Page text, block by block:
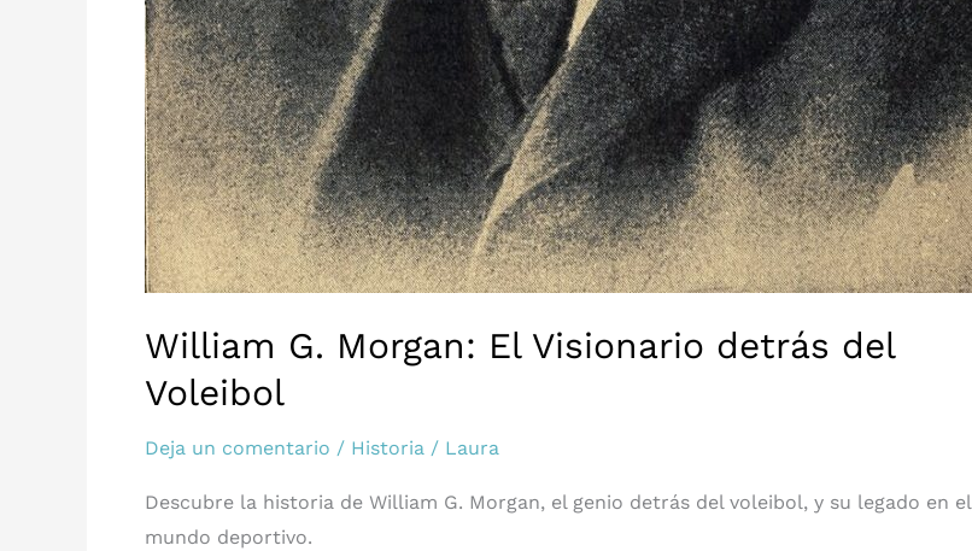
William G. Morgan: El Visionario detrás del
Voleibol
Deja un comentario / Historia / Laura
Descubre la historia de William G. Morgan, el genio detrás del voleibol, y su legado en el
mundo deportivo.